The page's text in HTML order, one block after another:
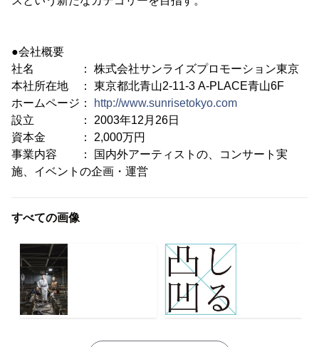
●会社概要
社名 ： 株式会社サンライズプロモーション東京
本社所在地 ： 東京都北青山2-11-3 A-PLACE青山6F
ホームページ：
http://www.sunrisetokyo.com
設立 ： 2003年12月26日
資本金 ： 2,000万円
事業内容 ： 国内外アーティストの、コンサート実
施、イベントの企画・運営
すべての画像